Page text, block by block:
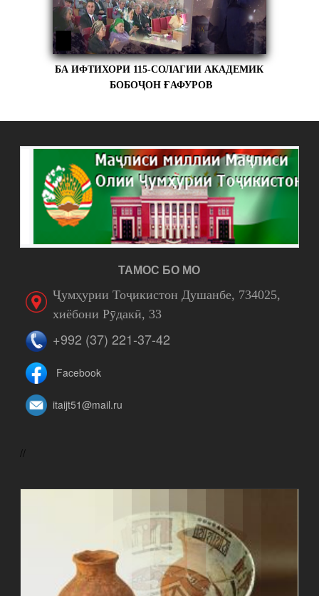
БА ИФТИХОРИ 115-СОЛАГИИ АКАДЕМИК
БОБОҶОН ҒАФУРОВ
ТАМОС БО МО
Ҷумҳурии Тоҷикистон Душанбе, 734025,
хиёбони Рӯдакӣ, 33
+992 (37) 221-37-42
Facebook
itaijt51@mail.ru
//